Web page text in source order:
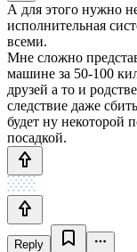
А для этого нужно
исполнительная
всеми.
Мне сложно
машине за 50-100
друзей а то и
следствие даже
будет ну некоторой
посадкой.
Reply